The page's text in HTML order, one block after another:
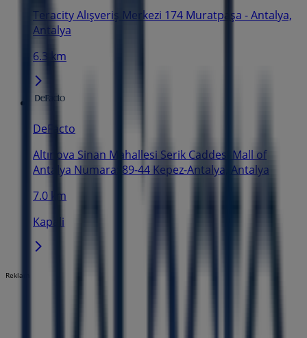
Teracity Alışveriş Merkezi 174 Muratpaşa - Antalya,
Antalya
6.3 km
DeFacto
Altınova Sinan Mahallesi Serik Caddesi Mall of
Antalya Numara: 89-44 Kepez-Antalya, Antalya
7.0 km
Kapali
Reklam